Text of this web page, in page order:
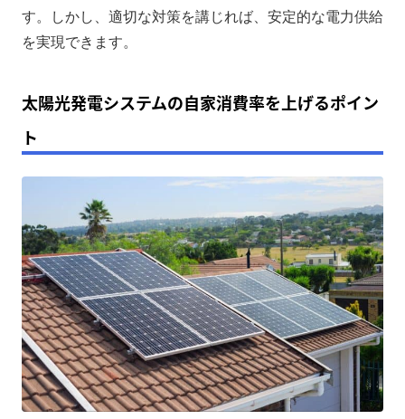
す。しかし、適切な対策を講じれば、安定的な電力供給
を実現できます。
太陽光発電システムの自家消費率を上げるポイン
ト